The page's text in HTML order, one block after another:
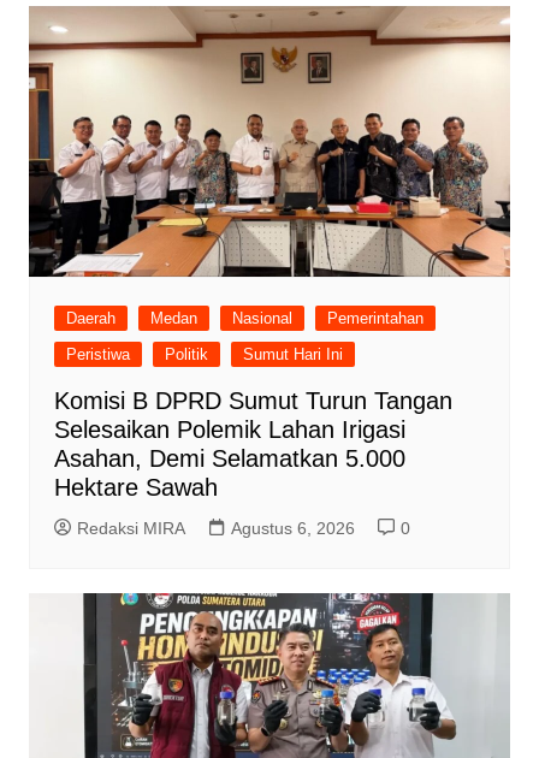
Daerah Medan Nasional
Pemerintahan
Peristiwa
Politik Sumut Hari Ini
Komisi B DPRD Sumut Turun Tangan
Selesaikan Polemik Lahan Irigasi
Asahan, Demi Selamatkan 5.000
Hektare Sawah
Redaksi MIRA Agustus 6, 2026 0